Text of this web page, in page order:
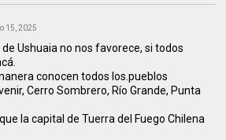
15, 2025
Ushuaia no nos favorece, si todos
conocen todos los.pueblos
Cerro Sombrero, Río Grande, Punta
la capital de Tuerra del Fuego Chilena